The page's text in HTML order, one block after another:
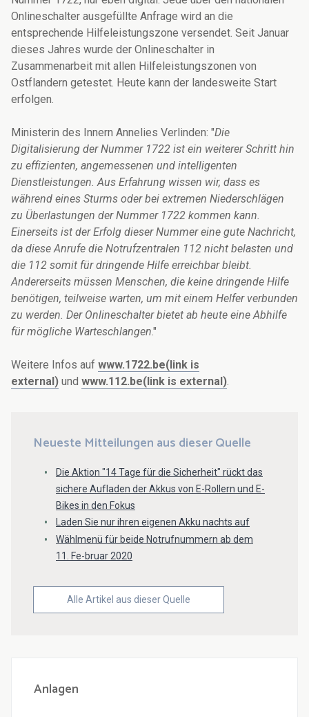
Onlineschalter ausgefüllte Anfrage wird an die
entsprechende Hilfeleistungszone versendet. Seit Januar
dieses Jahres wurde der Onlineschalter in
Zusammenarbeit mit allen Hilfeleistungszonen von
Ostflandern getestet. Heute kann der landesweite Start
erfolgen.
Ministerin des Innern Annelies Verlinden: "Die
Digitalisierung der Nummer 1722 ist ein weiterer Schritt hin
zu effizienten, angemessenen und intelligenten
Dienstleistungen. Aus Erfahrung wissen wir, dass es
während eines Sturms oder bei extremen Niederschlägen
zu Überlastungen der Nummer 1722 kommen kann.
Einerseits ist der Erfolg dieser Nummer eine gute Nachricht,
da diese Anrufe die Notrufzentralen 112 nicht belasten und
die 112 somit für dringende Hilfe erreichbar bleibt.
Andererseits müssen Menschen, die keine dringende Hilfe
benötigen, teilweise warten, um mit einem Helfer verbunden
zu werden. Der Onlineschalter bietet ab heute eine Abhilfe
für mögliche Warteschlangen."
Weitere Infos auf www.1722.be(link is
external) und www.112.be(link is external).
Neueste Mitteilungen aus dieser Quelle
Die Aktion "14 Tage für die Sicherheit" rückt das
sichere Aufladen der Akkus von E-Rollern und E-
Bikes in den Fokus
Laden Sie nur ihren eigenen Akku nachts auf
Wählmenü für beide Notrufnummern ab dem
11. Fe-bruar 2020
Alle Artikel aus dieser Quelle
Anlagen